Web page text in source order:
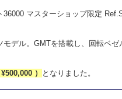
マスターショップ限定
デル。GMTを搭載し、回転ベ
） となりました。